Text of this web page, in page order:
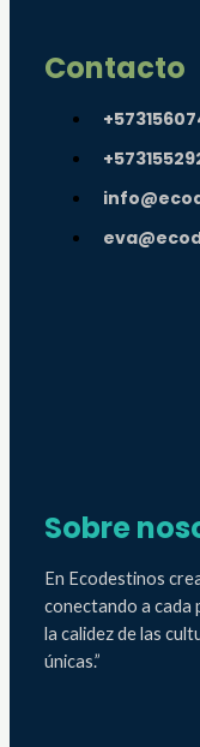
Contacto
Sobre
En Ecodestinos
conectando a cada
la calidez de las
únicas.”